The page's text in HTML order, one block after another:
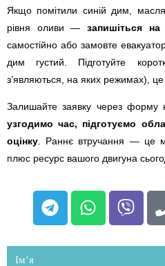
Якщо помітили синій дим,
рівня оливи —запишіться на
самостійно або замовте
дим густий. Підготуйте
з’являються, на яких режимах),
Залишайте заявку через
узгодимо час, підготуємо
оцінку. Раннє втручання — це
плюс ресурс вашого двигуна
Ім’я